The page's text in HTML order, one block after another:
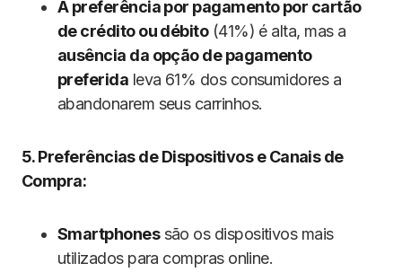
A preferência por pagamento por cartão
de crédito ou débito(41%) é alta, mas a
ausência da opção de pagamento
preferida leva 61% dos consumidores a
abandonarem seus carrinhos.
5. Preferências de Dispositivos e Canais de
Compra:
Smartphonessão os dispositivos mais
utilizados para compras online.